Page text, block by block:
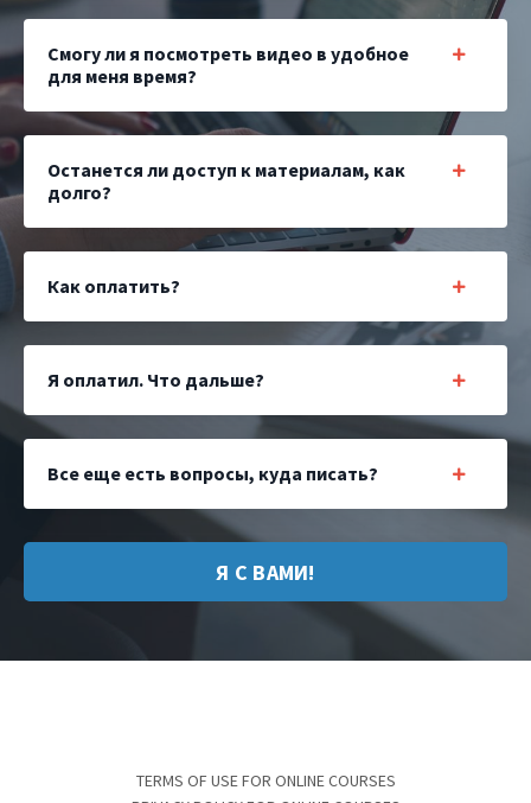
Смогу ли я посмотреть видео в удобное
для меня время?
Останется ли доступ к материалам, как
долго?
Как оплатить?
Я оплатил. Что дальше?
Все еще есть вопросы, куда писать?
Я С ВАМИ!
TERMS OF USE FOR ONLINE COURSES